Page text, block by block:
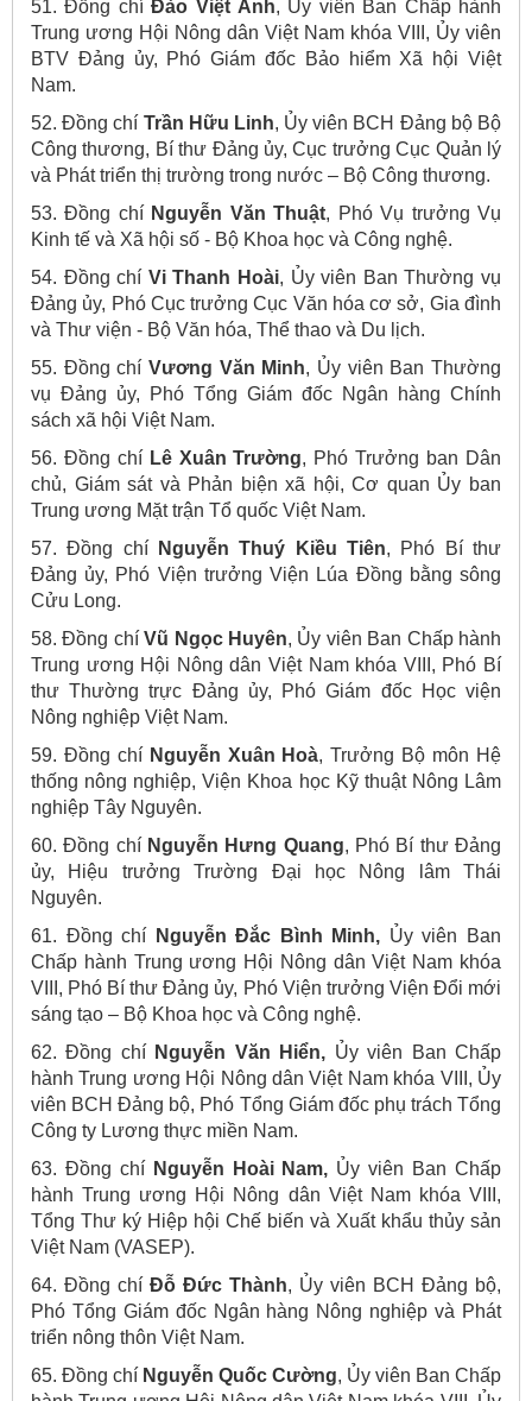
51. Đồng chíĐào Việt Ánh, Ủy viên Ban Chấp hành
Trung ương Hội Nông dân Việt Nam khóa VIII, Ủy viên
BTV Đảng ủy, Phó Giám đốc Bảo hiểm Xã hội Việt
Nam.
52. Đồng chí Trần Hữu Linh, Ủy viên BCH Đảng bộ Bộ
Công thương, Bí thư Đảng ủy, Cục trưởng Cục Quản lý
và Phát triển thị trường trong nước – Bộ Công thương.
53. Đồng chí Nguyễn Văn Thuật, Phó Vụ trưởng Vụ
Kinh tế và Xã hội số - Bộ Khoa học và Công nghệ.
54. Đồng chí Vi Thanh Hoài, Ủy viên Ban Thường vụ
Đảng ủy, Phó Cục trưởng Cục Văn hóa cơ sở, Gia đình
và Thư viện - Bộ Văn hóa, Thể thao và Du lịch.
55. Đồng chí Vương Văn Minh, Ủy viên Ban Thường
vụ Đảng ủy, Phó Tổng Giám đốc Ngân hàng Chính
sách xã hội Việt Nam.
56. Đồng chí Lê Xuân Trường, Phó Trưởng ban Dân
chủ, Giám sát và Phản biện xã hội, Cơ quan Ủy ban
Trung ương Mặt trận Tổ quốc Việt Nam.
57. Đồng chí
Nguyễn Thuý Kiều Tiên, Phó Bí thư
Đảng ủy, Phó Viện trưởng Viện Lúa Đồng bằng sông
Cửu Long.
58. Đồng chíVũ Ngọc Huyên, Ủy viên Ban Chấp hành
Trung ương Hội Nông dân Việt Nam khóa VIII, Phó Bí
thư Thường trực Đảng ủy, Phó Giám đốc Học viện
Nông nghiệp Việt Nam.
59. Đồng chí Nguyễn Xuân Hoà, Trưởng Bộ môn Hệ
thống nông nghiệp, Viện Khoa học Kỹ thuật Nông Lâm
nghiệp Tây Nguyên.
60. Đồng chí Nguyễn Hưng Quang, Phó Bí thư Đảng
ủy, Hiệu trưởng Trường Đại học Nông lâm Thái
Nguyên.
61. Đồng chí
Nguyễn Đắc Bình Minh, Ủy viên Ban
Chấp hành Trung ương Hội Nông dân Việt Nam khóa
VIII, Phó Bí thư Đảng ủy, Phó Viện trưởng Viện Đổi mới
sáng tạo – Bộ Khoa học và Công nghệ.
62. Đồng chí Nguyễn Văn Hiển, Ủy viên Ban Chấp
hành Trung ương Hội Nông dân Việt Nam khóa VIII, Ủy
viên BCH Đảng bộ, Phó Tổng Giám đốc phụ trách Tổng
Công ty Lương thực miền Nam.
63. Đồng chí Nguyễn Hoài Nam, Ủy viên Ban Chấp
hành Trung ương Hội Nông dân Việt Nam khóa VIII,
Tổng Thư ký Hiệp hội Chế biến và Xuất khẩu thủy sản
Việt Nam (VASEP).
64. Đồng chí Đỗ Đức Thành, Ủy viên BCH Đảng bộ,
Phó Tổng Giám đốc Ngân hàng Nông nghiệp và Phát
triển nông thôn Việt Nam.
65. Đồng chí Nguyễn Quốc Cường, Ủy viên Ban Chấp